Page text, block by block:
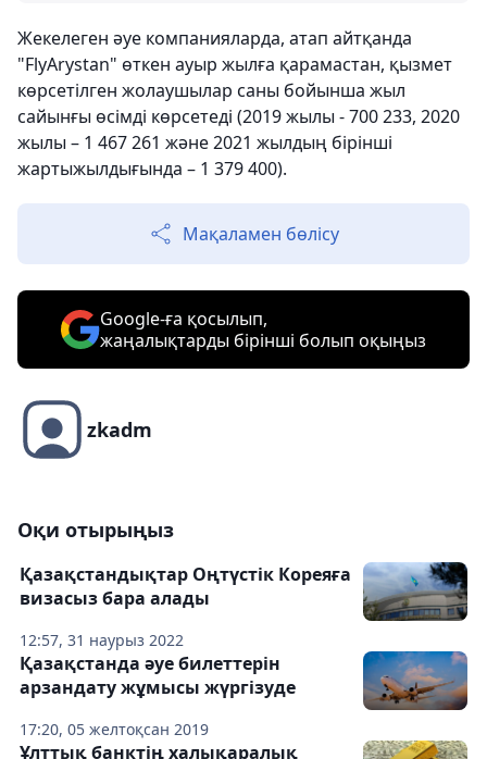
Жекелеген әуе компанияларда, атап айтқанда
"FlyArystan" өткен ауыр жылға қарамастан, қызмет
көрсетілген жолаушылар саны бойынша жыл
сайынғы өсімді көрсетеді (2019 жылы - 700 233, 2020
жылы – 1 467 261 және 2021 жылдың бірінші
жартыжылдығында – 1 379 400).
Мақаламен бөлісу
Google-ға қосылып,
жаңалықтарды бірінші болып оқыңыз
zkadm
Оқи отырыңыз
12:57, 31 наурыз 2022
Қазақстандықтар Оңтүстік Кореяға
визасыз бара алады
17:20, 05 желтоқсан 2019
Қазақстанда әуе билеттерін
арзандату жұмысы жүргізуде
Ұлттық банктің халықаралық